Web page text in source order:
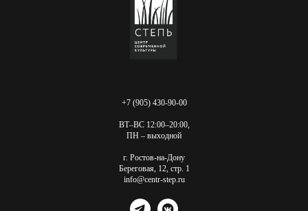
+7 (905) 430-90-00
ВТ–ВС 12:00–20:00,
ПН – выходной
г. Ростов-на-Дону
Береговая, 12, стр. 1
info@centr-step.ru